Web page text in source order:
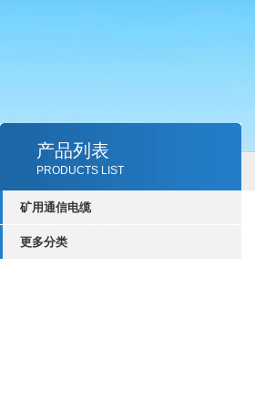
产品列表
PRODUCTS LIST
矿用通信电缆
更多分类